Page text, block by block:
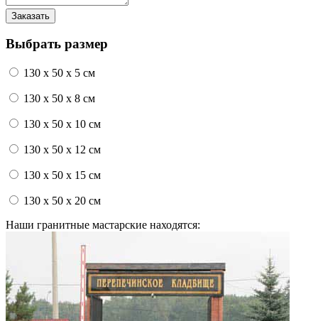
Выбрать размер
130 x 50 x 5 см
130 x 50 x 8 см
130 x 50 x 10 см
130 x 50 x 12 см
130 x 50 x 15 см
130 x 50 x 20 см
Наши гранитные мастарские находятся: